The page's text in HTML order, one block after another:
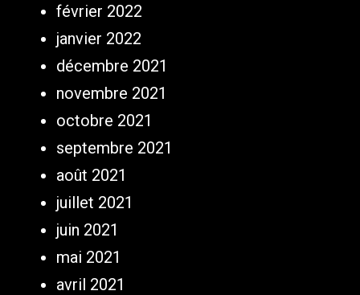
février 2022
janvier 2022
décembre 2021
novembre 2021
octobre 2021
septembre 2021
août 2021
juillet 2021
juin 2021
mai 2021
avril 2021